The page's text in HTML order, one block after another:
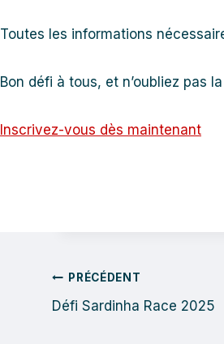
Toutes les informations
Bon défi à tous, et n’oubliez pas
Inscrivez-vous dès maintenant
PRÉCÉDENT
Défi Sardinha Race 2025